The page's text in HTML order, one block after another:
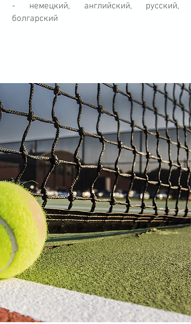
- немецкий, английский, русский,
болгарский